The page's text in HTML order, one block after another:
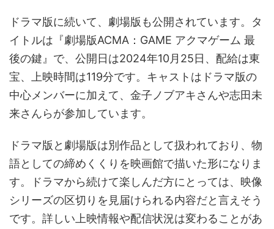
ドラマ版に続いて、劇場版も公開されています。タ
イトルは『劇場版ACMA：GAME アクマゲーム 最
後の鍵』で、公開日は2024年10月25日、配給は東
宝、上映時間は119分です。キャストはドラマ版の
中心メンバーに加えて、金子ノブアキさんや志田未
来さんらが参加しています。
ドラマ版と劇場版は別作品として扱われており、物
語としての締めくくりを映画館で描いた形になりま
す。ドラマから続けて楽しんだ方にとっては、映像
シリーズの区切りを見届けられる内容だと言えそう
です。詳しい上映情報や配信状況は変わることがあ